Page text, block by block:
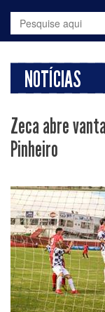
NOTÍCIAS
Zeca abre
Pinheiro